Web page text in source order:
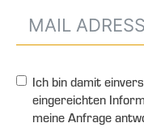
Ich bin damit
eingereichten
meine Anfrage